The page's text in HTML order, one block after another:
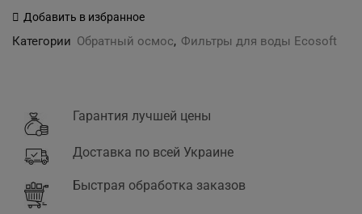
Добавить в избранное
Категории Обратный осмос, Фильтры для воды Ecosoft
Гарантия лучшей цены
Доставка по всей Украине
Быстрая обработка заказов